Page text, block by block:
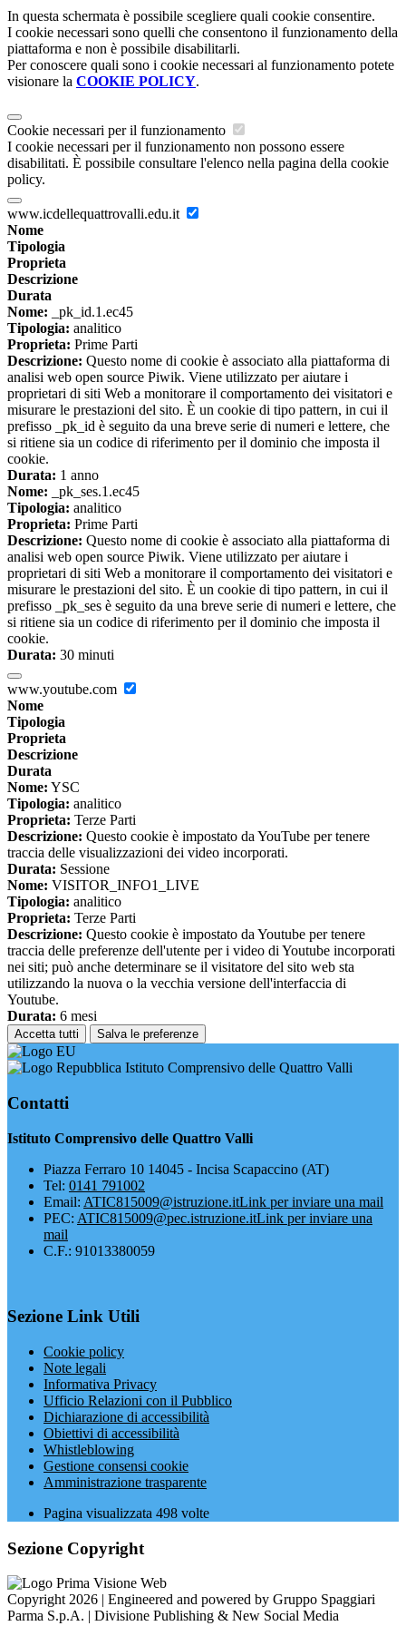
In questa schermata è possibile scegliere quali cookie consentire.
I cookie necessari sono quelli che consentono il funzionamento della
piattaforma e non è possibile disabilitarli.
Per conoscere quali sono i cookie necessari al funzionamento potete
visionare la COOKIE POLICY.
Cookie necessari per il funzionamento
I cookie necessari per il funzionamento non possono essere
disabilitati. È possibile consultare l'elenco nella pagina della cookie
policy.
www.icdellequattrovalli.edu.it
Nome
Tipologia
Proprieta
Descrizione
Durata
Nome: _pk_id.1.ec45
Tipologia: analitico
Proprieta: Prime Parti
Descrizione: Questo nome di cookie è associato alla piattaforma di
analisi web open source Piwik. Viene utilizzato per aiutare i
proprietari di siti Web a monitorare il comportamento dei visitatori e
misurare le prestazioni del sito. È un cookie di tipo pattern, in cui il
prefisso _pk_id è seguito da una breve serie di numeri e lettere, che
si ritiene sia un codice di riferimento per il dominio che imposta il
cookie.
Durata: 1 anno
Nome: _pk_ses.1.ec45
Tipologia: analitico
Proprieta: Prime Parti
Descrizione: Questo nome di cookie è associato alla piattaforma di
analisi web open source Piwik. Viene utilizzato per aiutare i
proprietari di siti Web a monitorare il comportamento dei visitatori e
misurare le prestazioni del sito. È un cookie di tipo pattern, in cui il
prefisso _pk_ses è seguito da una breve serie di numeri e lettere, che
si ritiene sia un codice di riferimento per il dominio che imposta il
cookie.
Durata: 30 minuti
www.youtube.com
Nome
Tipologia
Proprieta
Descrizione
Durata
Nome: YSC
Tipologia: analitico
Proprieta: Terze Parti
Descrizione: Questo cookie è impostato da YouTube per tenere
traccia delle visualizzazioni dei video incorporati.
Durata: Sessione
Nome: VISITOR_INFO1_LIVE
Tipologia: analitico
Proprieta: Terze Parti
Descrizione: Questo cookie è impostato da Youtube per tenere
traccia delle preferenze dell'utente per i video di Youtube incorporati
nei siti; può anche determinare se il visitatore del sito web sta
utilizzando la nuova o la vecchia versione dell'interfaccia di
Youtube.
Durata: 6 mesi
Accetta tutti Salva le preferenze
Istituto Comprensivo delle Quattro Valli
Contatti
Istituto Comprensivo delle Quattro Valli
Piazza Ferraro 10 14045 - Incisa Scapaccino (AT)
Tel: 0141 791002
Email: ATIC815009@istruzione.itLink per inviare una mail
PEC: ATIC815009@pec.istruzione.itLink per inviare una
mail
C.F.: 91013380059
Sezione Link Utili
Cookie policy
Note legali
Informativa Privacy
Ufficio Relazioni con il Pubblico
Dichiarazione di accessibilità
Obiettivi di accessibilità
Whistleblowing
Gestione consensi cookie
Amministrazione trasparente
Pagina visualizzata 498 volte
Sezione Copyright
Copyright 2026 | Engineered and powered by Gruppo Spaggiari
Parma S.p.A. | Divisione Publishing & New Social Media